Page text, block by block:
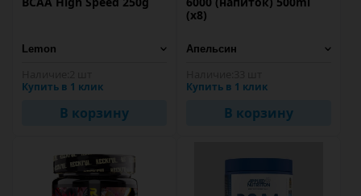
Купить в 1 клик
В корзину
(x8)
Купить в 1 клик
В корзину